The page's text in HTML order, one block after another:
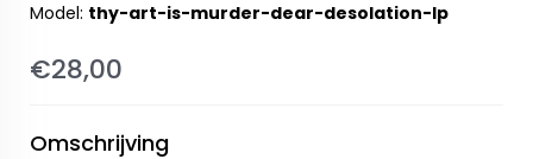
Model: thy-art-is-murder-dear-desolation-lp
€28,00
Omschrijving